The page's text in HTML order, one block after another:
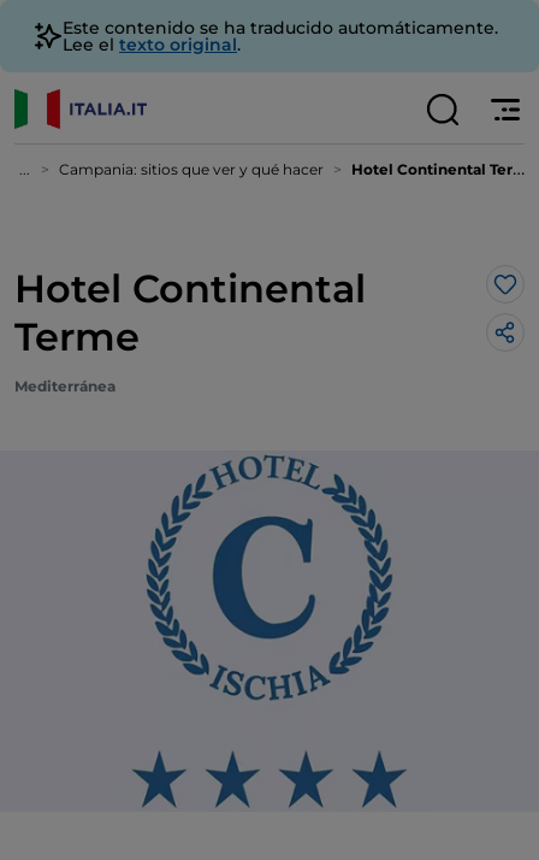
Este contenido se ha traducido automáticamente.
Lee el texto original.
... Campania: sitios que ver y qué hacer Hotel Continental Terme
Hotel Continental
Terme
Me
Mediterránea